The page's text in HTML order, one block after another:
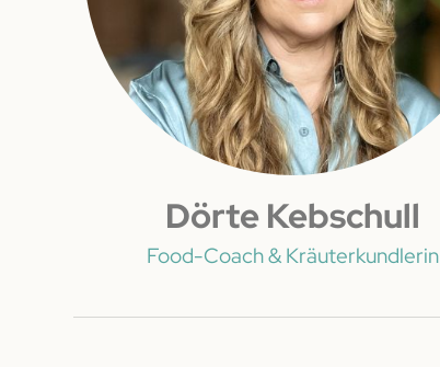
Dörte Kebschull
Food-Coach & Kräuterkundlerin